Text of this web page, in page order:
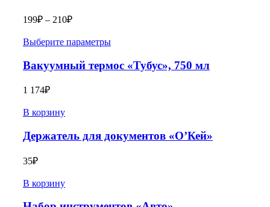
199₽ – 210₽
Выберите параметры
Вакуумный термос «Тубус», 750 мл
1 174₽
В корзину
Держатель для документов «О’Кей»
35₽
В корзину